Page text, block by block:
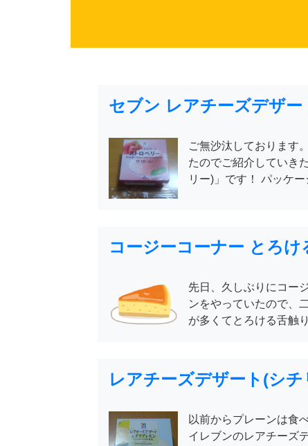
セブン レアチーズデザ
ご無沙汰しております
たのでご紹介していき
リー)」です！ パッケ
コージーコーナー とろ
先日、久しぶりにコー
ンをやっていたので、
が多くてとろける舌触
レアチーズデザート(シ
以前からプレーンは食
イレブンのレアチーズ